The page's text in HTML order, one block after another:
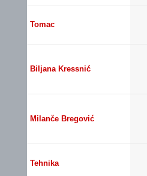
Tomac
Biljana Kressnić
Milanče Bregović
Tehnika